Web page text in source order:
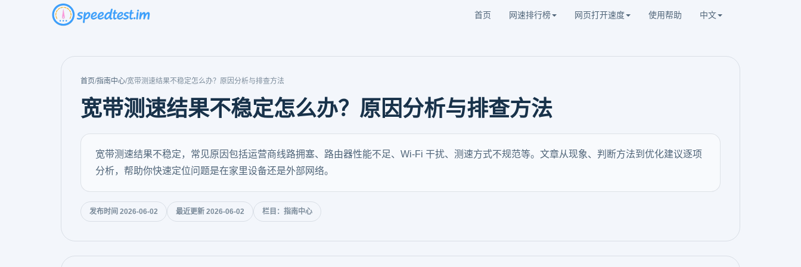
首页 网速排行榜 网页打开速度 使用帮助 中文
首页/指南中心/宽带测速结果不稳定怎么办？原因分析与排查方法
宽带测速结果不稳定怎么办？原因分析与排查方法
宽带测速结果不稳定，常见原因包括运营商线路拥塞、路由器性能不足、Wi-Fi 干扰、测速方式不规范等。文章从现象、判断方法到优化建议逐项
分析，帮助你快速定位问题是在家里设备还是外部网络。
发布时间 2026-06-02 最近更新 2026-06-02 栏目：指南中心